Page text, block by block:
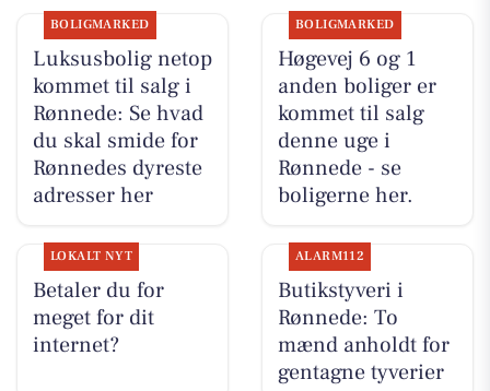
BOLIGMARKED
Luksusbolig netop
kommet til salg i
Rønnede: Se hvad
du skal smide for
Rønnedes dyreste
adresser her
BOLIGMARKED
Høgevej 6 og 1
anden boliger er
kommet til salg
denne uge i
Rønnede - se
boligerne her.
LOKALT NYT
Betaler du for
meget for dit
internet?
ALARM112
Butikstyveri i
Rønnede: To
mænd anholdt for
gentagne tyverier